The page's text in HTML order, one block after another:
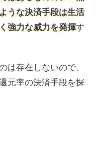
うな決済手段は生活
強力な威力を発揮す
は存在しないので、
元率の決済手段を探